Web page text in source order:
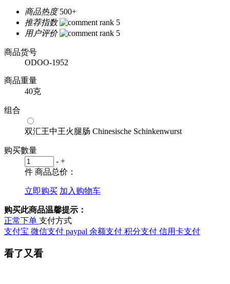
商品热度 500+
推荐指数
用户评价
商品货号
ODOO-1952
商品重量
40克
组合
双汇王中王火腿肠 Chinesische Schinkenwurst
购买數量
- +
件 商品总价：
立即购买 加入购物车
购买此商品温馨提示：
正常下单 支付方式
支付宝 微信支付 paypal 余额支付 积分支付 信用卡支付
看了又看